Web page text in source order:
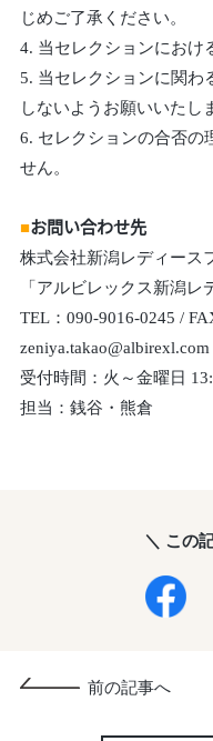
じめご了承ください。
4. 当セレクションにおけ
5. 当セレクションに関わ
しないようお願いいたし
6. セレクションの合否の
せん。
■お問い合わせ先
株式会社新潟レディース
「アルビレックス新潟レ
TEL：090-9016-0245 /
zeniya.takao@albirexl.com
受付時間：火～金曜日
担当：銭谷・熊倉
＼ この
前の記事へ